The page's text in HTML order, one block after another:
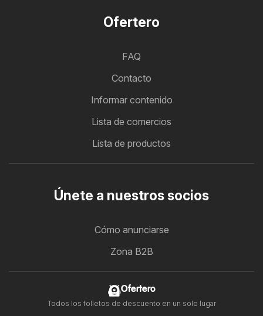
Ofertero
FAQ
Contacto
Informar contenido
Lista de comercios
Lista de productos
Únete a nuestros socios
Cómo anunciarse
Zona B2B
Ofertero
Todos los folletos de descuento en un solo lugar